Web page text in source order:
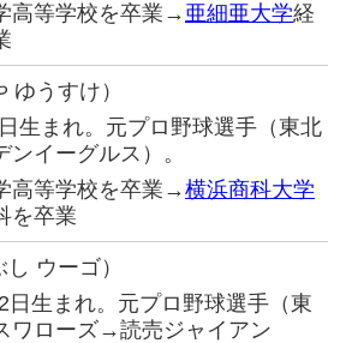
高等学校を卒業→ 亜細亜大学経
ゆうすけ）
生まれ。元プロ野球選手（東北
ンイーグルス）。
高等学校を卒業→横浜商科大学
を卒業
ウーゴ）
日生まれ。元プロ野球選手（東
ワローズ→読売ジャイアン